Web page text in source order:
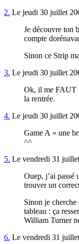
2. Le jeudi 30 juillet
Je découvre ton
compte
Sinon ce Strip
3. Le jeudi 30 juillet
Ok, il me FAUT
la rentrée.
4. Le jeudi 30 juillet
Game A » une
^^
5. Le vendredi 31
Ouep, j’ai passé
trouver un
Sinon je
tableau : ça
William Turner
6. Le vendredi 31